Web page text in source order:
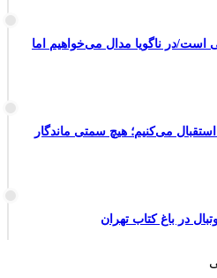
است/در ناگویا مدال می‌خواهیم اما
می‌کنیم؛ هیچ سمتی ماندگار
در باغ کتاب تهران